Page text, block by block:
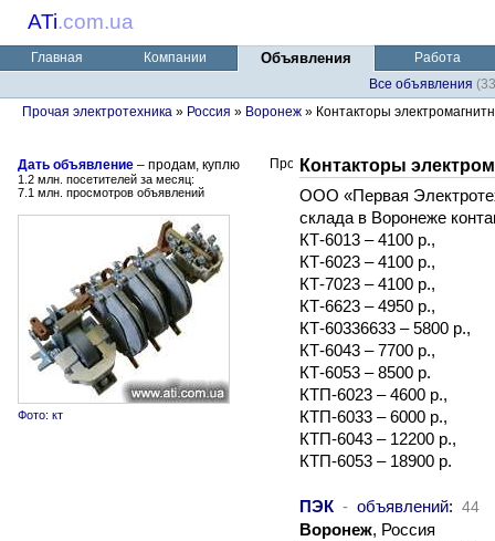
ATi.com.ua
Главная Компании Объявления
Работа
Все объявления
Прочая электротехника » Россия » Воронеж » Контакторы
Дать объявление – продам, куплю
1.2 млн. посетителей за месяц:
7.1 млн. просмотров объявлений
Фото: кт
Контакторы
ООО «Первая
склада в Воронеже
КТ-6013 – 4100 р.,
КТ-6023 – 4100 р.,
КТ-7023 – 4100 р.,
КТ-6623 – 4950 р.,
КТ-60336633 – 5800 р.,
КТ-6043 – 7700 р.,
КТ-6053 – 8500 р.
КТП-6023 – 4600 р.,
КТП-6033 – 6000 р.,
КТП-6043 – 12200 р.,
КТП-6053 – 18900 р.
ПЭК - объявлений: 44
Воронеж, Россия